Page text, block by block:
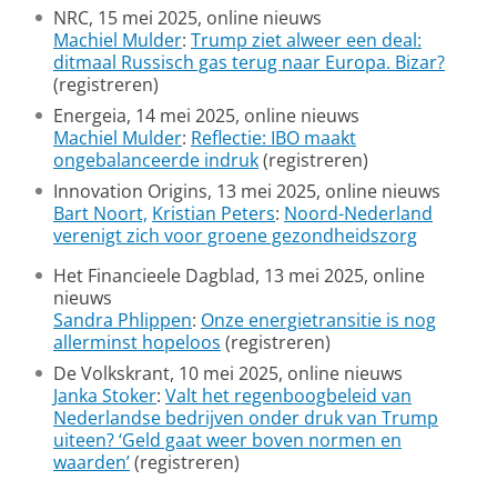
NRC, 15 mei 2025, online nieuws
Machiel Mulder: Trump ziet alweer een deal:
ditmaal Russisch gas terug naar Europa. Bizar?
(registreren)
Energeia, 14 mei 2025, online nieuws
Machiel Mulder: Reflectie: IBO maakt
ongebalanceerde indruk(registreren)
Innovation Origins, 13 mei 2025, online nieuws
Bart Noort, Kristian Peters: Noord-Nederland
verenigt zich voor groene gezondheidszorg
Het Financieele Dagblad, 13 mei 2025, online
nieuws
Sandra Phlippen: Onze energietransitie is nog
allerminst hopeloos (registreren)
De Volkskrant, 10 mei 2025, online nieuws
Janka Stoker: Valt het regenboogbeleid van
Nederlandse bedrijven onder druk van Trump
uiteen? ‘Geld gaat weer boven normen en
waarden’(registreren)